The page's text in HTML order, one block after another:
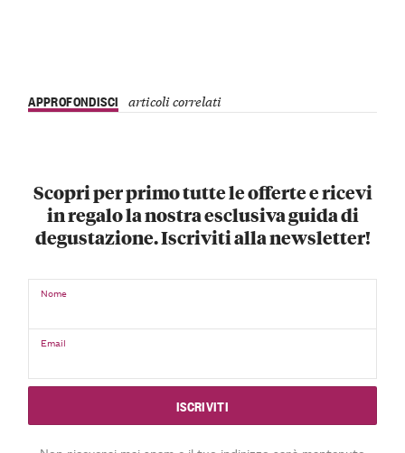
APPROFONDISCI articoli correlati
Scopri per primo tutte le offerte e ricevi
in regalo la nostra esclusiva guida di
degustazione. Iscriviti alla newsletter!
Nome
Email